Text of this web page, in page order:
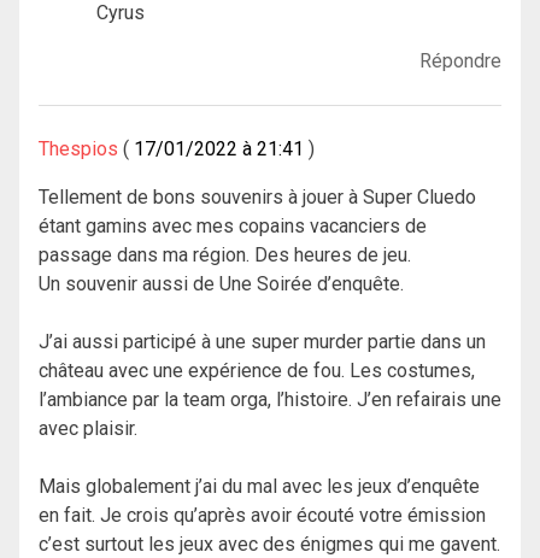
Cyrus
Répondre
Thespios 17/01/2022 à 21:41
Tellement de bons souvenirs à jouer à Super Cluedo
étant gamins avec mes copains vacanciers de
passage dans ma région. Des heures de jeu.
Un souvenir aussi de Une Soirée d’enquête.
J’ai aussi participé à une super murder partie dans un
château avec une expérience de fou. Les costumes,
l’ambiance par la team orga, l’histoire. J’en refairais une
avec plaisir.
Mais globalement j’ai du mal avec les jeux d’enquête
en fait. Je crois qu’après avoir écouté votre émission
c’est surtout les jeux avec des énigmes qui me gavent.